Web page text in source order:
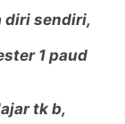
diri sendiri,
1 paud
tk b,